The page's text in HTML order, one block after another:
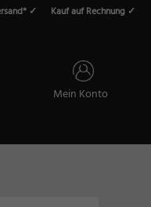
✓ Kauf auf Rechnung ✓
Mein Konto